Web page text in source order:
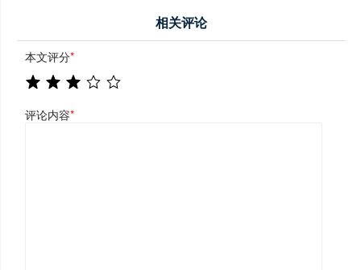
相关评论
本文评分*
评论内容*